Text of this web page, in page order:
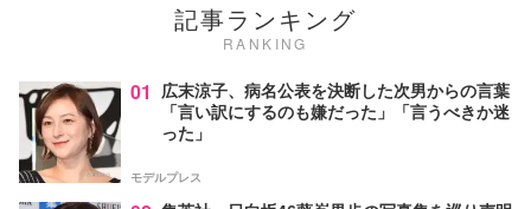
記事ランキング
RANKING
01 広末涼子、病名公表を決断した次男からの言葉
「言い訳にするのも嫌だった」「言うべきか迷
った」
モデルプレス